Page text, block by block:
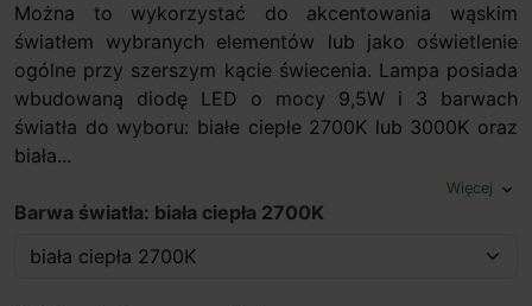
Można to wykorzystać do akcentowania wąskim
światłem wybranych elementów lub jako oświetlenie
ogólne przy szerszym kącie świecenia. Lampa posiada
wbudowaną diodę LED o mocy 9,5W i 3 barwach
światła do wyboru: białe ciepłe 2700K lub 3000K oraz
biała...
Więcej expand_more
Barwa światła: biała ciepła 2700K